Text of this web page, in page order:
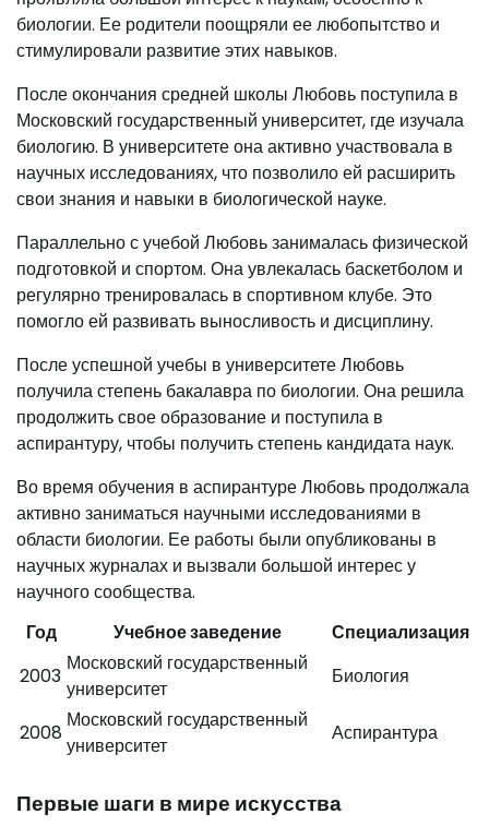
биологии. Ее родители поощряли ее любопытство и
стимулировали развитие этих навыков.
После окончания средней школы Любовь поступила в
Московский государственный университет, где изучала
биологию. В университете она активно участвовала в
научных исследованиях, что позволило ей расширить
свои знания и навыки в биологической науке.
Параллельно с учебой Любовь занималась физической
подготовкой и спортом. Она увлекалась баскетболом и
регулярно тренировалась в спортивном клубе. Это
помогло ей развивать выносливость и дисциплину.
После успешной учебы в университете Любовь
получила степень бакалавра по биологии. Она решила
продолжить свое образование и поступила в
аспирантуру, чтобы получить степень кандидата наук.
Во время обучения в аспирантуре Любовь продолжала
активно заниматься научными исследованиями в
области биологии. Ее работы были опубликованы в
научных журналах и вызвали большой интерес у
научного сообщества.
Год
Учебное заведение
Специализация
2003
Московский государственный
университет
Биология
2008
Московский государственный
университет
Аспирантура
Первые шаги в мире искусства